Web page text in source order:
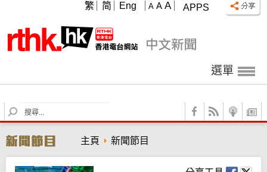
APPS
A A A
繁 简 Eng
選單
S
e
r
c
h
主頁 新聞節目